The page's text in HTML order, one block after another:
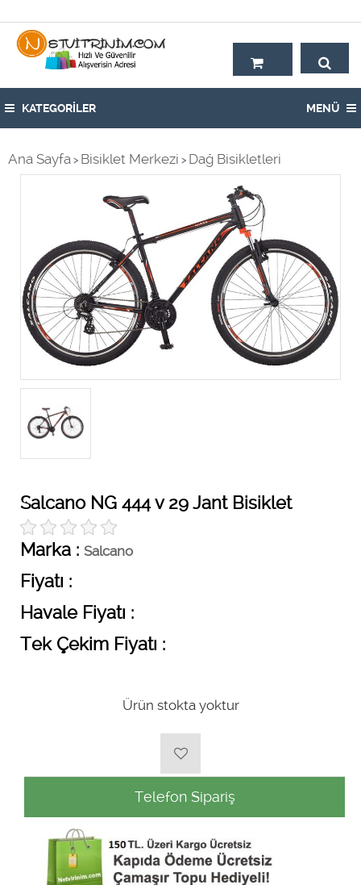
KATEGORİLER MENÜ
Ana Sayfa > Bisiklet Merkezi > Dağ Bisikletleri
Salcano NG 444 v 29 Jant Bisiklet
Marka : Salcano
Fiyatı :
Havale Fiyatı :
Tek Çekim Fiyatı :
Ürün stokta yoktur
Telefon Sipariş